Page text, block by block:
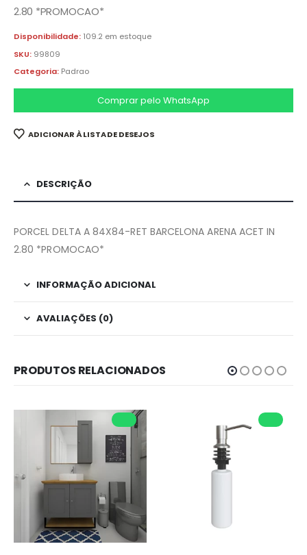
2.80 *PROMOCAO*
Disponibilidade: 109.2 em estoque
SKU: 99809
Categoria: Padrao
Comprar pelo WhatsApp
ADICIONAR À LISTA DE DESEJOS
DESCRIÇÃO
PORCEL DELTA A 84X84-RET BARCELONA ARENA ACET IN
2.80 *PROMOCAO*
INFORMAÇÃO ADICIONAL
AVALIAÇÕES (0)
PRODUTOS RELACIONADOS